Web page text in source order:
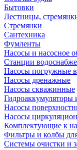
Бытовки
Лестницы,
Стремянки
Сантехника
Фумленты
Насосы и насосное
Станции
Насосы погружные
Насосы дренажные
Насосы скважинные
Гидроаккумуляторы
Насосы
Насосы
Комплектующие к
Фильтры и колбы
Системы очистки и